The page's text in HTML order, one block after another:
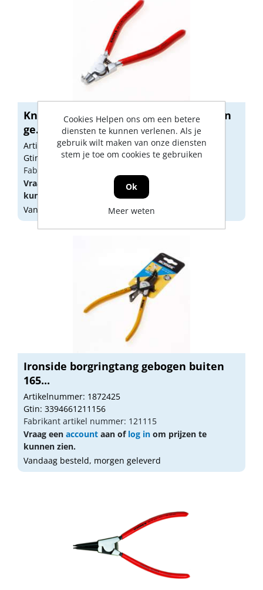
Knipex Borgringtang voor buitenringen
ge...
Artikelnummer: 1623320
Gtin: 4003773043027
Fabrikant artikel nummer: 4623A11
Vraag een
aan oflog in
kunnen zien.
Vandaag besteld, morgen geleverd
Ironside borgringtang gebogen buiten
165...
Artikelnummer: 1872425
Gtin: 3394661211156
Fabrikant artikel nummer: 121115
Vraag een account aan of log in om prijzen te
kunnen zien.
Vandaag besteld, morgen geleverd
Cookies Helpen ons om een betere
diensten te kunnen verlenen. Als je
gebruik wilt maken van onze diensten
stem je toe om cookies te gebruiken
Ok
Meer weten